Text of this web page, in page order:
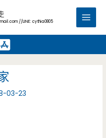
//LINE: cythia0805
Main
03-23